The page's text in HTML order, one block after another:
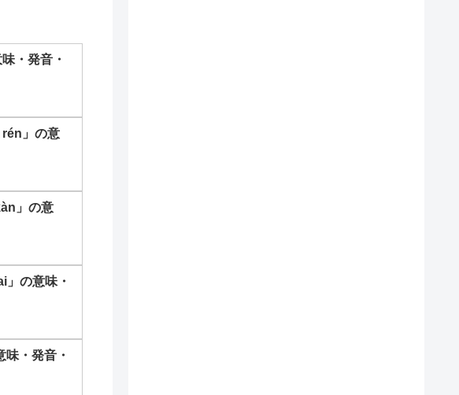
・発音・
」の意
」の意
」の意味・
・発音・